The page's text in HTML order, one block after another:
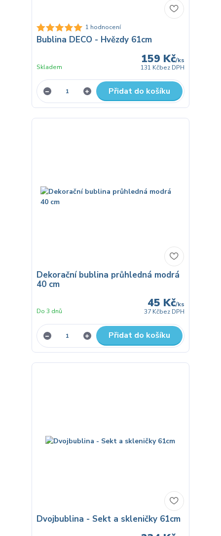
1 hodnocení
Bublina DECO - Hvězdy 61cm
159 Kč/ks
131 Kčbez DPH
Skladem
Přidat do košíku
Dekorační bublina průhledná modrá
40 cm
45 Kč/ks
37 Kčbez DPH
Do 3 dnů
Přidat do košíku
Dvojbublina - Sekt a skleničky 61cm